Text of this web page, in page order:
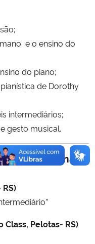
e o ensino do
do piano;
de Dorothy
intermediários;
gesto musical.
2012 e temas
Class, Pelotas- RS)